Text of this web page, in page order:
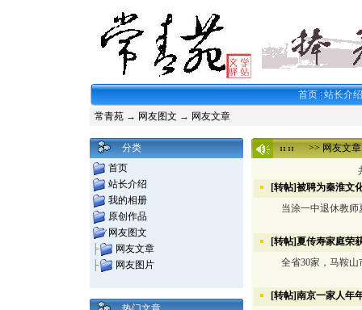
首页 站长介绍
常青苑→ 网友图文 → 网友文章
分类
首页
站长介绍
我的相册
原创作品
网友图文
├
网友文章
├
网友图片
>> 网友文章
[转帖]被聘为秦淮文
当涂一中退休教师夏
[转帖]夏传寿家庭荣
全省30家，马鞍山
[转帖]南京一家人年